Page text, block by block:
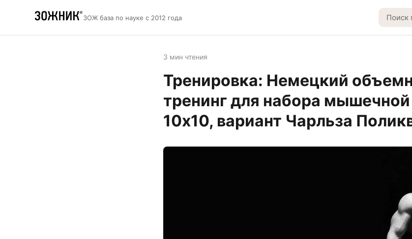
ЗОЖ база по науке с 2012 года
3 мин чтения
Тренировка: Немецкий
тренинг для набора
10х10, вариант Чарльза